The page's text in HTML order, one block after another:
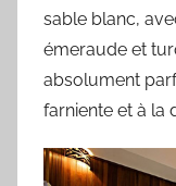
sable blanc,
émeraude et
absolument
farniente et à la